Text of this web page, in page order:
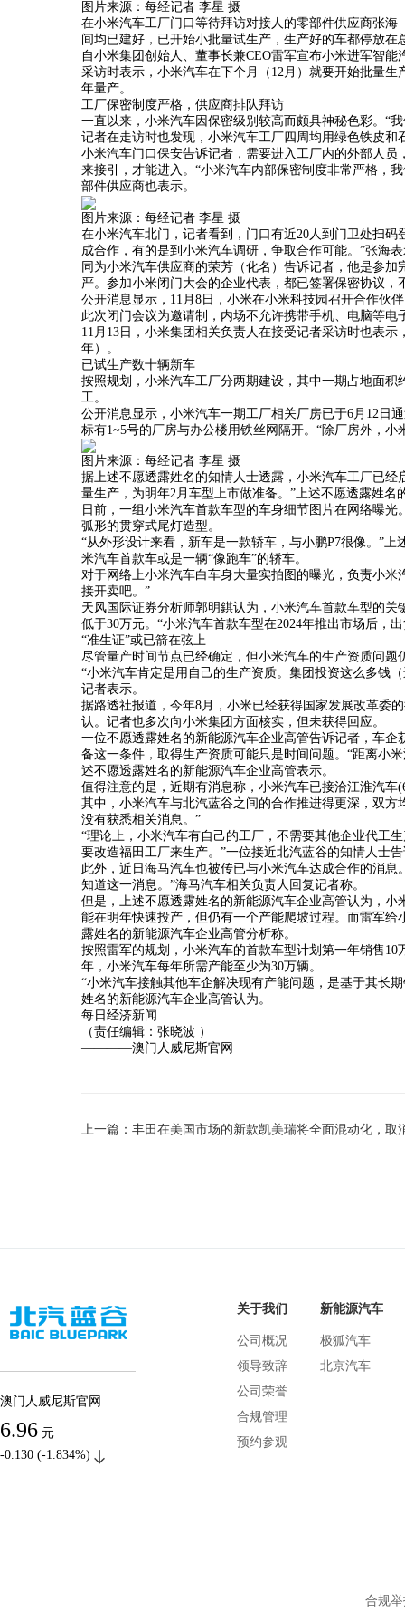
图片来源：每经记者 李星 摄
在小米汽车工厂门口等待拜访对接人的零部件供应商张
间均已建好，已开始小批量试生产，生产好的车都停放在
自小米集团创始人、董事长兼CEO雷军宣布小米进军智
采访时表示，小米汽车在下个月（12月）就要开始批量
年量产。
工厂保密制度严格，供应商排队拜访
一直以来，小米汽车因保密级别较高而颇具神秘色彩。“
记者在走访时也发现，小米汽车工厂四周均用绿色铁皮
小米汽车门口保安告诉记者，需要进入工厂内的外部人
来接引，才能进入。“小米汽车内部保密制度非常严格，
部件供应商也表示。
图片来源：每经记者 李星 摄
在小米汽车北门，记者看到，门口有近20人到门卫处扫
成合作，有的是到小米汽车调研，争取合作可能。”张海
同为小米汽车供应商的荣芳（化名）告诉记者，他是参
严。参加小米闭门大会的企业代表，都已签署保密协议
公开消息显示，11月8日，小米在小米科技园召开合作伙
此次闭门会议为邀请制，内场不允许携带手机、电脑等电
11月13日，小米集团相关负责人在接受记者采访时也表
年）。
已试生产数十辆新车
按照规划，小米汽车工厂分两期建设，其中一期占地面积
工。
公开消息显示，小米汽车一期工厂相关厂房已于6月12日
标有1~5号的厂房与办公楼用铁丝网隔开。“除厂房外，
图片来源：每经记者 李星 摄
据上述不愿透露姓名的知情人士透露，小米汽车工厂已
量生产，为明年2月车型上市做准备。”上述不愿透露姓名
日前，一组小米汽车首款车型的车身细节图片在网络曝
弧形的贯穿式尾灯造型。
“从外形设计来看，新车是一款轿车，与小鹏P7很像。”
米汽车首款车或是一辆“像跑车”的轿车。
对于网络上小米汽车白车身大量实拍图的曝光，负责小
接开卖吧。”
天风国际证券分析师郭明錤认为，小米汽车首款车型的
低于30万元。“小米汽车首款车型在2024年推出市场后，
“准生证”或已箭在弦上
尽管量产时间节点已经确定，但小米汽车的生产资质问题
“小米汽车肯定是用自己的生产资质。集团投资这么多钱
记者表示。
据路透社报道，今年8月，小米已经获得国家发展改革委
认。记者也多次向小米集团方面核实，但未获得回应。
一位不愿透露姓名的新能源汽车企业高管告诉记者，车
备这一条件，取得生产资质可能只是时间问题。“距离小
述不愿透露姓名的新能源汽车企业高管表示。
值得注意的是，近期有消息称，小米汽车已接洽江淮汽车
其中，小米汽车与北汽蓝谷之间的合作推进得更深，双
没有获悉相关消息。”
“理论上，小米汽车有自己的工厂，不需要其他企业代工
要改造福田工厂来生产。”一位接近北汽蓝谷的知情人士
此外，近日海马汽车也被传已与小米汽车达成合作的消
知道这一消息。”海马汽车相关负责人回复记者称。
但是，上述不愿透露姓名的新能源汽车企业高管认为，
能在明年快速投产，但仍有一个产能爬坡过程。而雷军
露姓名的新能源汽车企业高管分析称。
按照雷军的规划，小米汽车的首款车型计划第一年销售10
年，小米汽车每年所需产能至少为30万辆。
“小米汽车接触其他车企解决现有产能问题，是基于其长
姓名的新能源汽车企业高管认为。
每日经济新闻
（责任编辑：张晓波 ）
————澳门人威尼斯官网
澳门人威尼斯官网
6.96 元
-0.130 (-1.834%)
关于我们
公司概况
领导致辞
公司荣誉
合规管理
预约参观
新能源汽车
极狐汽车
北京汽车
合规举